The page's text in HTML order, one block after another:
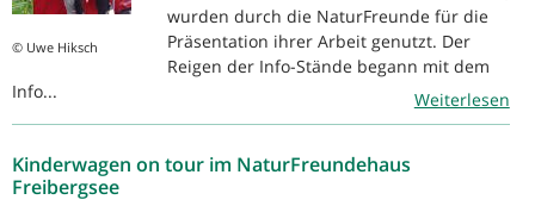
© Uwe Hiksch
wurden durch die NaturFreunde für die
Präsentation ihrer Arbeit genutzt. Der
Reigen der Info-Stände begann mit dem
Info...
Weiterlesen
Kinderwagen on tour im NaturFreundehaus
Freibergsee